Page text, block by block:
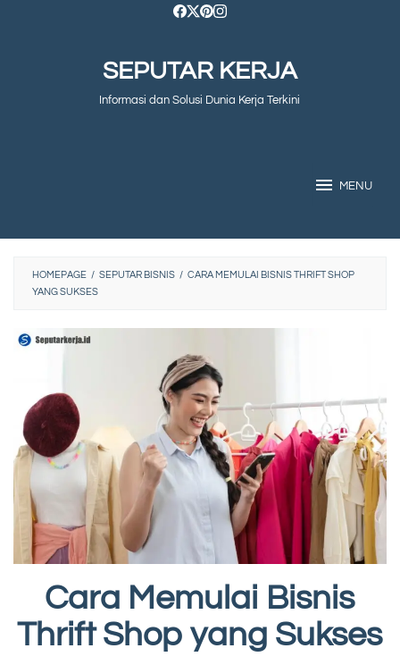
SEPUTAR KERJA
Informasi dan Solusi Dunia Kerja Terkini
MENU
HOMEPAGE / SEPUTAR BISNIS / CARA MEMULAI BISNIS THRIFT SHOP
YANG SUKSES
Cara Memulai Bisnis
Thrift Shop yang Sukses